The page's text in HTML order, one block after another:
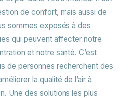
de confort, mais aussi de
sommes exposés à des
qui peuvent affecter notre
et notre santé. C’est
de personnes recherchent des
la qualité de l’air à
Une des solutions les plus